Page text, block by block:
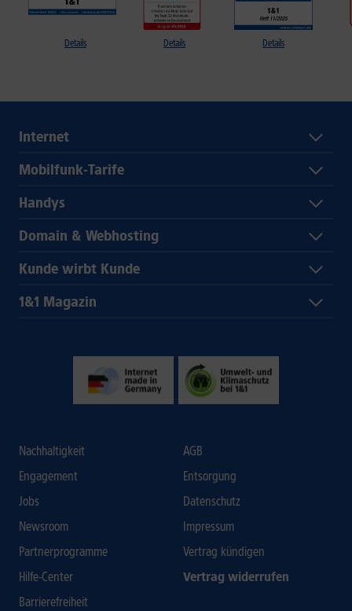
Details Details Details
Internet
Mobilfunk-Tarife
Handys
Domain & Webhosting
Kunde wirbt Kunde
1&1 Magazin
Nachhaltigkeit
Engagement
Jobs
Newsroom
Partnerprogramme
Hilfe-Center
Barrierefreiheit
AGB
Entsorgung
Datenschutz
Impressum
Vertrag kündigen
Vertrag widerrufen